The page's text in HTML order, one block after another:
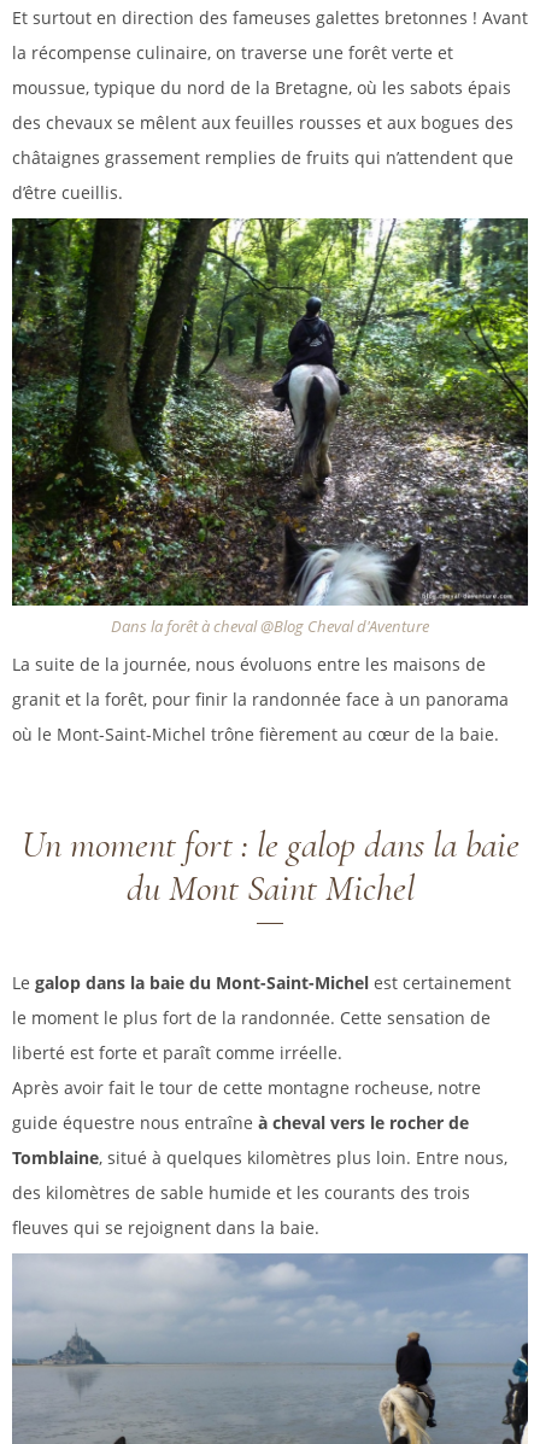
Et surtout en direction des fameuses galettes bretonnes ! Avant
la récompense culinaire, on traverse une forêt verte et
moussue, typique du nord de la Bretagne, où les sabots épais
des chevaux se mêlent aux feuilles rousses et aux bogues des
châtaignes grassement remplies de fruits qui n’attendent que
d’être cueillis.
Dans la forêt à cheval @Blog Cheval d'Aventure
La suite de la journée, nous évoluons entre les maisons de
granit et la forêt, pour finir la randonnée face à un panorama
où le Mont-Saint-Michel trône fièrement au cœur de la baie.
Un moment fort : le galop dans la baie
du Mont Saint Michel
Le galop dans la baie du Mont-Saint-Michel est certainement
le moment le plus fort de la randonnée. Cette sensation de
liberté est forte et paraît comme irréelle.
Après avoir fait le tour de cette montagne rocheuse, notre
guide équestre nous entraîne à cheval vers le rocher de
Tomblaine, situé à quelques kilomètres plus loin. Entre nous,
des kilomètres de sable humide et les courants des trois
fleuves qui se rejoignent dans la baie.